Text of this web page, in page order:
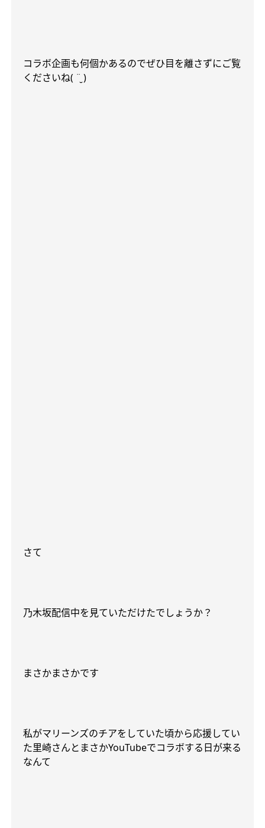
コラボ企画も何個かあるのでぜひ目を離さずにご覧
くださいね( ¨̮ )
さて
乃木坂配信中を見ていただけたでしょうか？
まさかまさかです
私がマリーンズのチアをしていた頃から応援してい
た里崎さんとまさかYouTubeでコラボする日が来る
なんて